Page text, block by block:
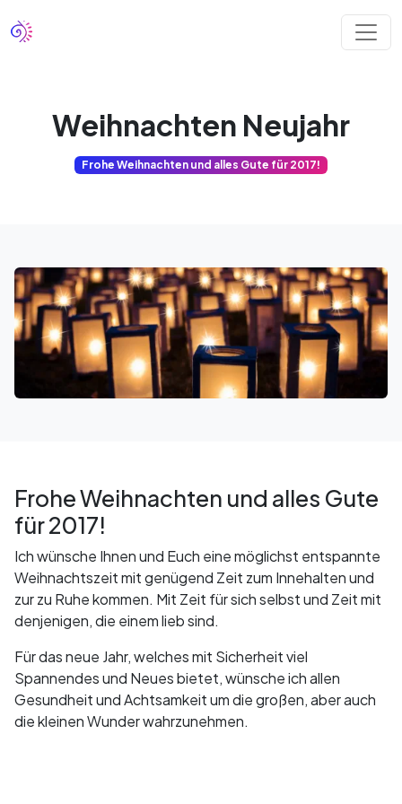
Weihnachten Neujahr
Frohe Weihnachten und alles Gute für 2017!
Frohe Weihnachten und alles Gute
für 2017!
Ich wünsche Ihnen und Euch eine möglichst entspannte
Weihnachtszeit mit genügend Zeit zum Innehalten und
zur zu Ruhe kommen. Mit Zeit für sich selbst und Zeit mit
denjenigen, die einem lieb sind.
Für das neue Jahr, welches mit Sicherheit viel
Spannendes und Neues bietet, wünsche ich allen
Gesundheit und Achtsamkeit um die großen, aber auch
die kleinen Wunder wahrzunehmen.